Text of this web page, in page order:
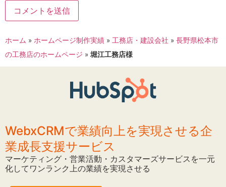
ホーム » ホームページ制作実績 » 工務店・建設会社 » 長野県松本市
の工務店のホームページ » 堀江工務店様
WebxCRMで業績向上を実現させる企
業成長支援サービス
マーケティング・営業活動・カスタマーズサービスを一元
化してワンランク上の業績を実現させる